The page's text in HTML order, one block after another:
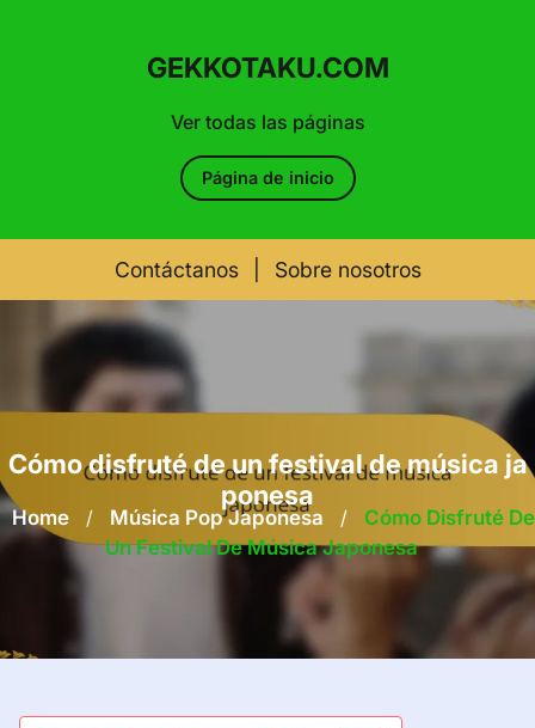
Ver todas las páginas
GEKKOTAKU.COM
Página de inicio
Contáctanos Sobre nosotros
Cómo disfruté de un festival de música ja
ponesa
Home / Música Pop Japonesa /
Cómo Disfruté De
Un Festival De Música Japonesa